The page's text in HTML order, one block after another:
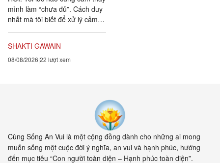
mình làm “chưa đủ”. Cách duy
nhất mà tôi biết để xử lý cảm
SHAKTI GAWAIN
08/08/2026 22 lượt xem
Cùng Sống An Vui là một cộng đồng dành cho những ai mong
muốn sống một cuộc đời ý nghĩa, an vui và hạnh phúc, hướng
đến mục tiêu “Con người toàn diện – Hạnh phúc toàn diện”.